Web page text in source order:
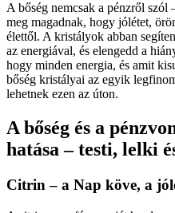
A bőség nemcsak a pénzről szól
meg magadnak, hogy jólétet,
élettől. A kristályok abban
az energiával, és elengedd a
hogy minden energia, és amit
bőség kristályai az egyik
lehetnek ezen az úton.
A bőség és a
hatása – testi, lelki
Citrin – a Nap köve, a